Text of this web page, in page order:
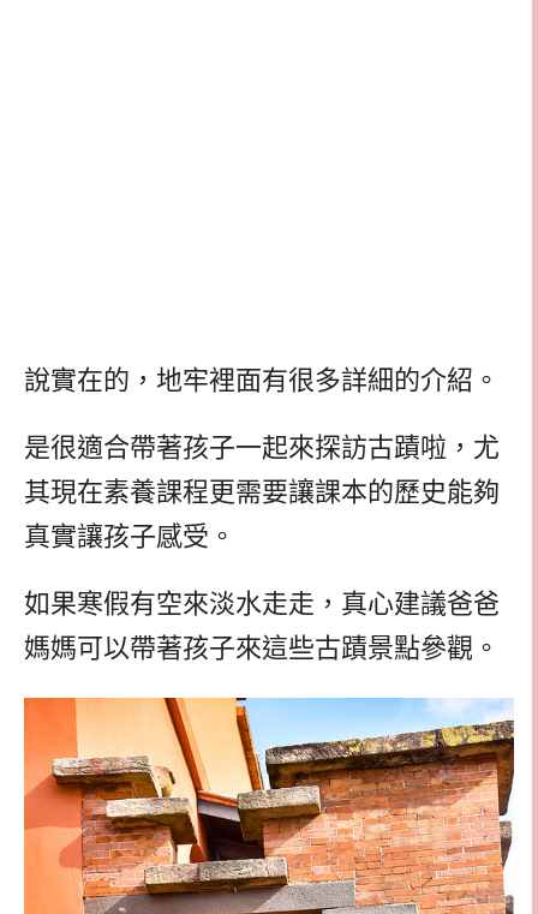
說實在的，地牢裡面有很多詳細的介紹。
是很適合帶著孩子一起來探訪古蹟啦，尤
其現在素養課程更需要讓課本的歷史能夠
真實讓孩子感受。
如果寒假有空來淡水走走，真心建議爸爸
媽媽可以帶著孩子來這些古蹟景點參觀。